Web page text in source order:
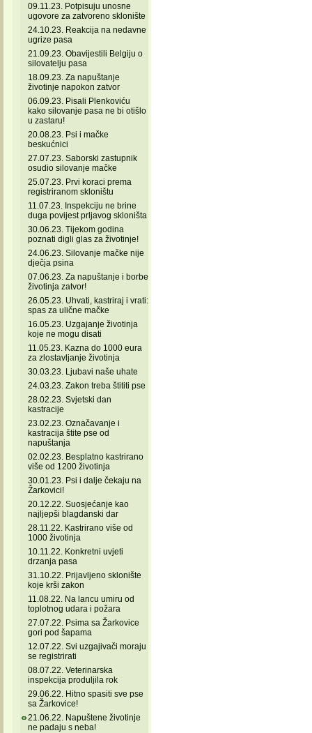
09.11.23. Potpisuju unosne
ugovore za zatvoreno sklonište
24.10.23. Reakcija na nedavne
ugrize pasa
21.09.23. Obavijestili Belgiju o
silovatelju pasa
18.09.23. Za napuštanje
životinje napokon zatvor
06.09.23. Pisali Plenkoviću
kako silovanje pasa ne bi otišlo
u zastaru!
20.08.23. Psi i mačke
beskućnici
27.07.23. Saborski zastupnik
osudio silovanje mačke
25.07.23. Prvi koraci prema
registriranom skloništu
11.07.23. Inspekciju ne brine
duga povijest prljavog skloništa
30.06.23. Tijekom godina
poznati digli glas za životinje!
24.06.23. Silovanje mačke nije
dječja psina
07.06.23. Za napuštanje i borbe
životinja zatvor!
26.05.23. Uhvati, kastriraj i vrati:
spas za ulične mačke
16.05.23. Uzgajanje životinja
koje ne mogu disati
11.05.23. Kazna do 1000 eura
za zlostavljanje životinja
30.03.23. Ljubavi naše uhate
24.03.23. Zakon treba štititi pse
28.02.23. Svjetski dan
kastracije
23.02.23. Označavanje i
kastracija štite pse od
napuštanja
02.02.23. Besplatno kastrirano
više od 1200 životinja
30.01.23. Psi i dalje čekaju na
Žarkovici!
20.12.22. Suosjećanje kao
najljepši blagdanski dar
28.11.22. Kastrirano više od
1000 životinja
10.11.22. Konkretni uvjeti
drzanja pasa
31.10.22. Prijavljeno sklonište
koje krši zakon
11.08.22. Na lancu umiru od
toplotnog udara i požara
27.07.22. Psima sa Žarkovice
gori pod šapama
12.07.22. Svi uzgajivači moraju
se registrirati
08.07.22. Veterinarska
inspekcija produljila rok
29.06.22. Hitno spasiti sve pse
sa Žarkovice!
21.06.22. Napuštene životinje
ne padaju s neba!